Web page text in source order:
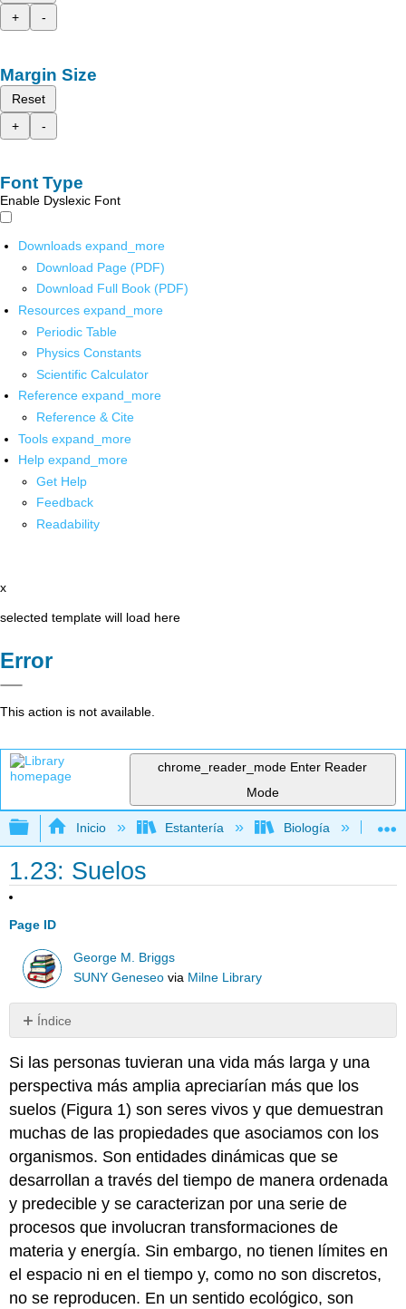
+
-
Margin Size
Reset
+
-
Font Type
Enable Dyslexic Font
Downloads expand_more
Download Page (PDF)
Download Full Book (PDF)
Resources expand_more
Periodic Table
Physics Constants
Scientific Calculator
Reference expand_more
Reference & Cite
Tools expand_more
Help expand_more
Get Help
Feedback
Readability
x
selected template will load here
Error
This action is not available.
chrome_reader_mode Enter Reader
Mode
Expandir/contraer jerarquía global
Inicio Estantería Biología
1.23: Suelos
Page ID
George M. Briggs
SUNY Geneseo via Milne Library
Índice
D
de
la
suciedad:
hechos,
dinámicos,
diversos
escrituras
dinámicas
del
suelo
Diversidad
Si las personas tuvieran una vida más larga y una
perspectiva más amplia apreciarían más que los
suelos (Figura 1) son seres vivos y que demuestran
muchas de las propiedades que asociamos con los
organismos. Son entidades dinámicas que se
desarrollan a través del tiempo de manera ordenada
y predecible y se caracterizan por una serie de
procesos que involucran transformaciones de
materia y energía. Sin embargo, no tienen límites en
el espacio ni en el tiempo y, como no son discretos,
no se reproducen. En un sentido ecológico, son